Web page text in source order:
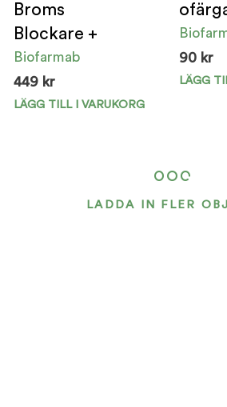
Broms
Blockare +
Biofarmab
449 kr
LÄGG TILL I VARUKORG
90 kr
LÄGG
LADDA IN FLER